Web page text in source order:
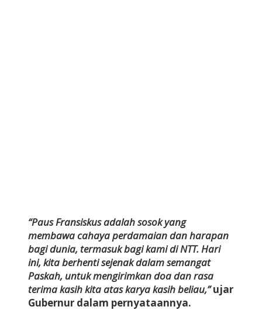
“Paus Fransiskus adalah sosok yang
membawa cahaya perdamaian dan harapan
bagi dunia, termasuk bagi kami di NTT. Hari
ini, kita berhenti sejenak dalam semangat
Paskah, untuk mengirimkan doa dan rasa
terima kasih kita atas karya kasih beliau,”ujar
Gubernur dalam pernyataannya.